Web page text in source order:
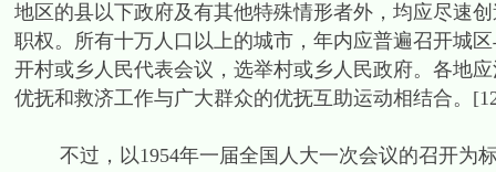
地区的县以下政府及有其他特殊情形者外，均应尽速
职权。所有十万人口以上的城市，年内应普遍召开城
开村或乡人民代表会议，选举村或乡人民政府。各地
优抚和救济工作与广大群众的优抚互助运动相结合。
不过，以1954年一届全国人大一次会议的召开为